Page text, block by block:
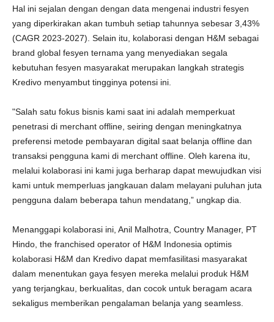
Hal ini sejalan dengan dengan data mengenai industri fesyen
yang diperkirakan akan tumbuh setiap tahunnya sebesar 3,43%
(CAGR 2023-2027). Selain itu, kolaborasi dengan H&M sebagai
brand global fesyen ternama yang menyediakan segala
kebutuhan fesyen masyarakat merupakan langkah strategis
Kredivo menyambut tingginya potensi ini.
"Salah satu fokus bisnis kami saat ini adalah memperkuat
penetrasi di merchant offline, seiring dengan meningkatnya
preferensi metode pembayaran digital saat belanja offline dan
transaksi pengguna kami di merchant offline. Oleh karena itu,
melalui kolaborasi ini kami juga berharap dapat mewujudkan visi
kami untuk memperluas jangkauan dalam melayani puluhan juta
pengguna dalam beberapa tahun mendatang,” ungkap dia.
Menanggapi kolaborasi ini, Anil Malhotra, Country Manager, PT
Hindo, the franchised operator of H&M Indonesia optimis
kolaborasi H&M dan Kredivo dapat memfasilitasi masyarakat
dalam menentukan gaya fesyen mereka melalui produk H&M
yang terjangkau, berkualitas, dan cocok untuk beragam acara
sekaligus memberikan pengalaman belanja yang seamless.